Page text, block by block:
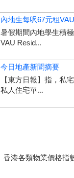
內地生每呎67元租
暑假期間內地學生積
VAU Resid...
今日地產新聞摘要
【東方日報】指，私
私人住宅單...
香港各類物業價格指